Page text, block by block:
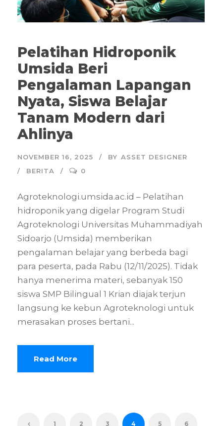
Pelatihan Hidroponik
Umsida Beri
Pengalaman Lapangan
Nyata, Siswa Belajar
Tanam Modern dari
Ahlinya
NOVEMBER 16, 2025 BY ASSET DESIGNER
BERITA
0
Agroteknologi.umsida.ac.id – Pelatihan
hidroponik yang digelar Program Studi
Agroteknologi Universitas Muhammadiyah
Sidoarjo (Umsida) memberikan
pengalaman belajar yang berbeda bagi
para peserta, pada Rabu (12/11/2025). Tidak
hanya menerima materi, sebanyak 150
siswa SMP Bilingual 1 Krian diajak terjun
langsung ke kebun Agroteknologi untuk
merasakan proses bertani...
Read More
1 2 3 4 5 6